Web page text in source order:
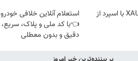
ترید XAUUSD با اسپرد از
استعلام آنلاین خلافی خودرو
👈با کد ملی و پلاک، سریع،
دقیق و بدون معطلی